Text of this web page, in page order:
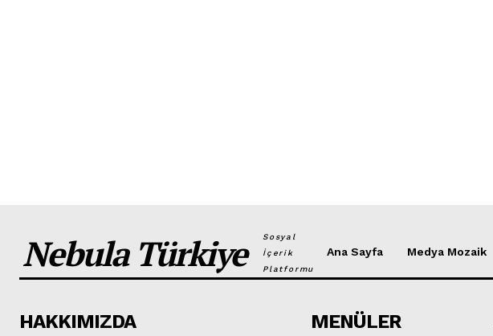
Nebula Türkiye
Sosyal
İçerik
Platformu
Ana Sayfa Medya Mozaik
HAKKIMIZDA MENÜLER